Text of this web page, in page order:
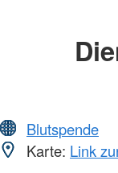
Blutspende
Karte: Link